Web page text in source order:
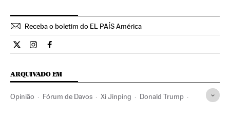
Receba o boletim do EL PAÍS América
Opiniao El País Brasil en Twitter
Opiniao El País Brasil en Instagram
Opiniao El País Brasil en Facebook
ARQUIVADO EM
Opinião Fórum de Davos Xi Jinping Donald Trump